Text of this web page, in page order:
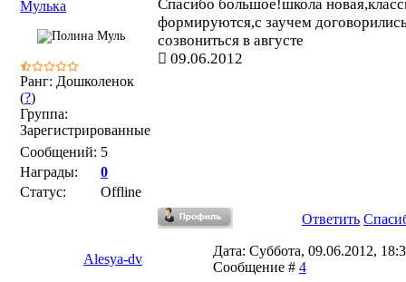
Мулька
Ранг: Дошколенок
(?)
Группа:
Зарегистрированные
Сообщений: 5
Награды:
0
Статус:
Offline
Спасибо большое!школа
формируются,с заучем
созвониться в августе
09.06.2012
Ответить
Alesya-dv
Дата: Суббота, 09.06.2012,
Сообщение # 4